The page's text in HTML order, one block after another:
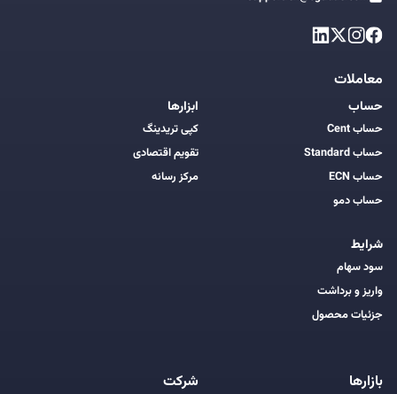
معاملات
حساب
حساب Cent
حساب Standard
حساب ECN
حساب دمو
شرایط
سود سهام
واریز و برداشت
جزئیات محصول
ابزارها
کپی تریدینگ
تقویم اقتصادی
مرکز رسانه
بازارها شرکت